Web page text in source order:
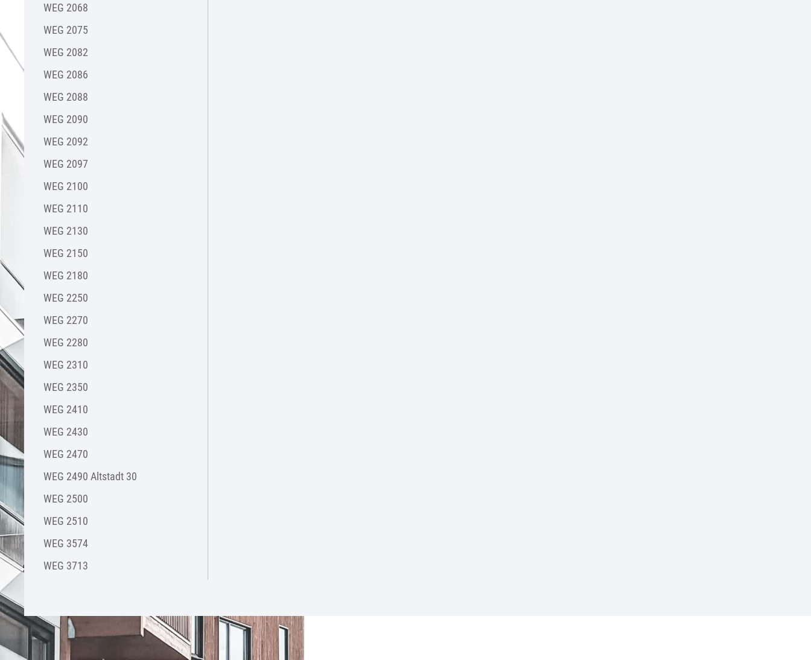
WEG 2068
WEG 2075
WEG 2082
WEG 2086
WEG 2088
WEG 2090
WEG 2092
WEG 2097
WEG 2100
WEG 2110
WEG 2130
WEG 2150
WEG 2180
WEG 2250
WEG 2270
WEG 2280
WEG 2310
WEG 2350
WEG 2410
WEG 2430
WEG 2470
WEG 2490 Altstadt 30
WEG 2500
WEG 2510
WEG 3574
WEG 3713